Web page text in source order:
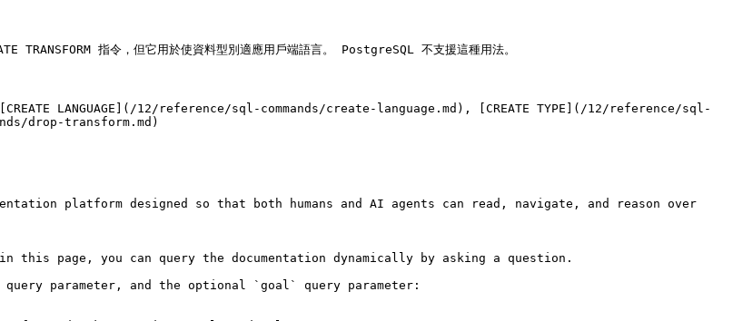
TRANSFORM 指令，但它用於使資料型別適應用戶端語言。 PostgreSQL 不支援這種用法。
LANGUAGE](/12/reference/sql-commands/create-language.md), [CREATE TYPE](/12/reference/sql-
drop-transform.md)
platform designed so that both humans and AI agents can read, navigate, and reason over
page, you can query the documentation dynamically by asking a question.
query parameter, and the optional `goal` query parameter: